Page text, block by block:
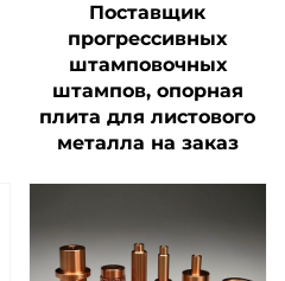
Поставщик
прогрессивных
штамповочных
штампов, опорная
плита для листового
металла на заказ